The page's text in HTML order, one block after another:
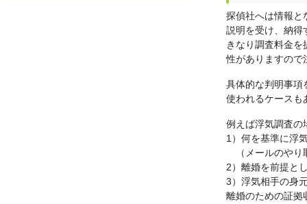
探偵社へは情報と
説明を受け、納得
きなり調査料金
性がありますので
具体的な判明事項
使われるケースも
例えば浮気調査の
1）何を基準に浮
（メールのやり
2）離婚を前提と
3）浮気相手の身
離婚のための証拠